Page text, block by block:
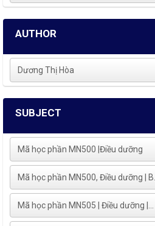
AUTHOR
Dương Thị Hòa
SUBJECT
Mã học phần MN500 |Điều dưỡng
Mã học phần MN500, Điều dưỡng | B...
Mã học phần MN505 | Điều dưỡng |...